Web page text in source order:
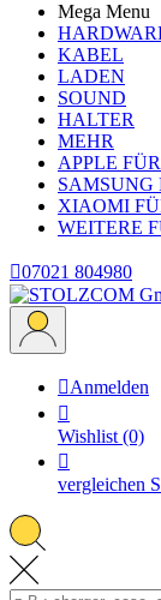
Mega Menu
KABEL
LADEN
SOUND
HALTER
MEHR
APPLE
SAMSUNG
XIAOMI
WEITERE
07021 804980
Anmelden

Wishlist (0)

vergleichen